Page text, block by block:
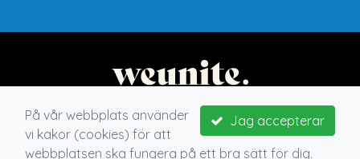
Jag accepterar
På vår webbplats använder
vi kakor (cookies) för att
webbplatsen ska fungera på ett bra sätt för dig.